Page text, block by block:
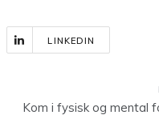
LINKEDIN
Kom i fysisk og mental